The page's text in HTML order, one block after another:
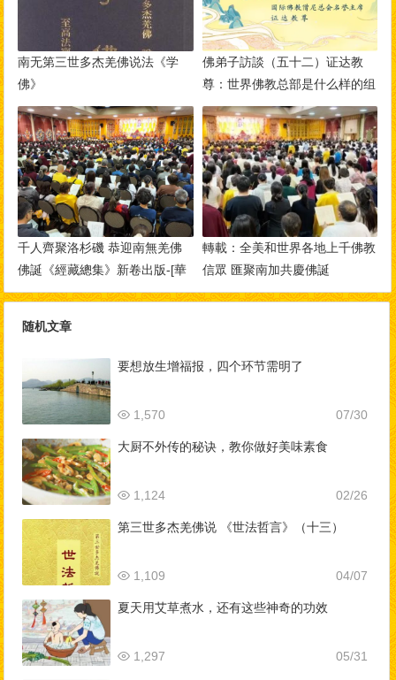
南无第三世多杰羌佛说法《学
佛》
佛弟子訪談（五十二）证达教
尊：世界佛教总部是什么样的组
织？佛教与其他宗教的区别？佛
教称为谛教的真实含义！
千人齊聚洛杉磯 恭迎南無羌佛
佛誕《經藏總集》新卷出版-[華
人今日網]
轉載：全美和世界各地上千佛教
信眾 匯聚南加共慶佛誕
随机文章
要想放生增福报，四个环节需明了
07/30
1,570
大厨不外传的秘诀，教你做好美味素食
02/26
1,124
第三世多杰羌佛说 《世法哲言》（十三）
04/07
1,109
夏天用艾草煮水，还有这些神奇的功效
05/31
1,297